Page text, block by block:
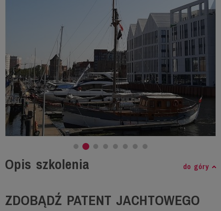
Opis szkolenia do góry
ZDOBĄDŹ PATENT JACHTOWEGO